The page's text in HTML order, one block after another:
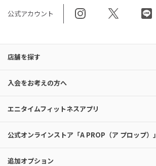
公式アカウント
店舗を探す
入会をお考えの方へ
エニタイムフィットネスアプリ
公式オンラインストア「A PROP（ア プロップ）」
追加オプション